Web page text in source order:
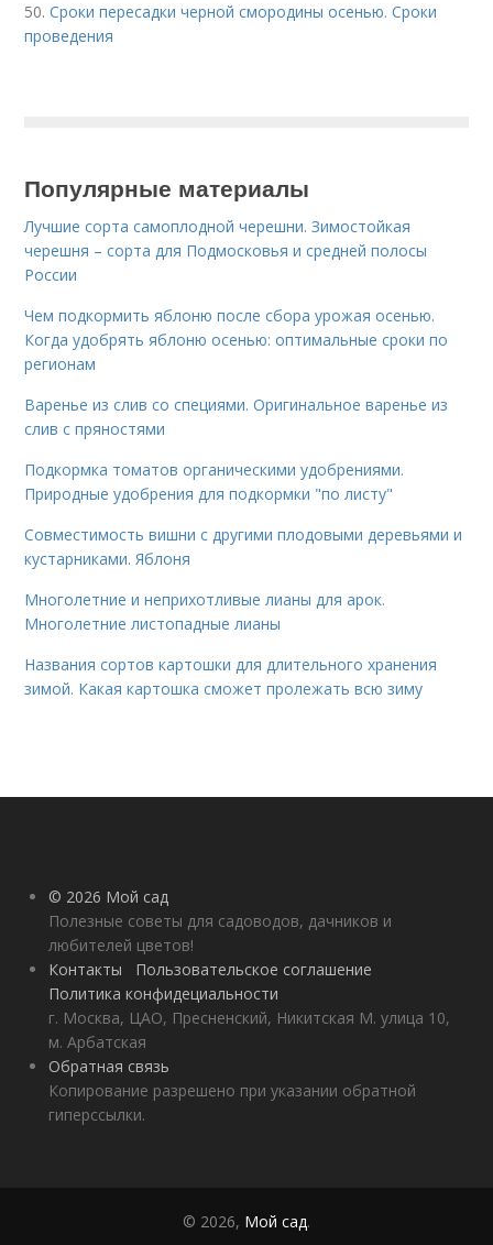
50.Сроки пересадки черной смородины осенью. Сроки
проведения
Популярные материалы
Лучшие сорта самоплодной черешни. Зимостойкая
черешня – сорта для Подмосковья и средней полосы
России
Чем подкормить яблоню после сбора урожая осенью.
Когда удобрять яблоню осенью: оптимальные сроки по
регионам
Варенье из слив со специями. Оригинальное варенье из
слив с пряностями
Подкормка томатов органическими удобрениями.
Природные удобрения для подкормки "по листу"
Совместимость вишни с другими плодовыми деревьями и
кустарниками. Яблоня
Многолетние и неприхотливые лианы для арок.
Многолетние листопадные лианы
Названия сортов картошки для длительного хранения
зимой. Какая картошка сможет пролежать всю зиму
© 2026 Мой сад
Полезные советы для садоводов, дачников и
любителей цветов!
Контакты
Пользовательское соглашение
Политика конфидециальности
г. Москва, ЦАО, Пресненский, Никитская М. улица 10,
м. Арбатская
Обратная связь
Копирование разрешено при указании обратной
гиперссылки.
© 2026, Мой сад.